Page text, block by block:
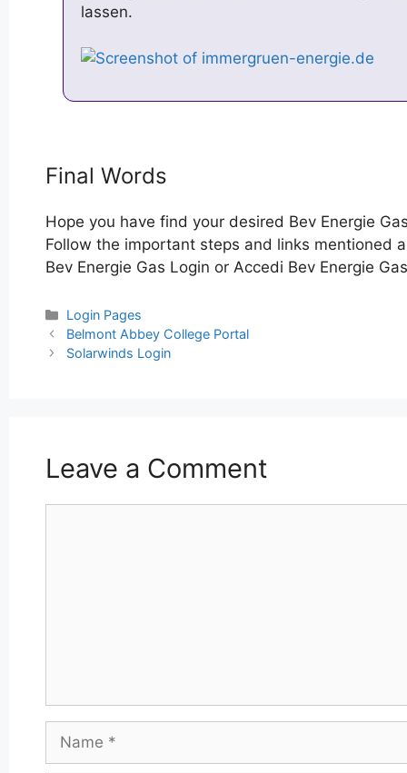
lassen.
Final Words
Hope you have find your desired Bev Energie
Follow the important steps and links mentioned
Bev Energie Gas Login or Accedi Bev Energie
Categories
Login Pages
Post
navigation
Belmont Abbey College Portal
Solarwinds Login
Leave a Comment
Name